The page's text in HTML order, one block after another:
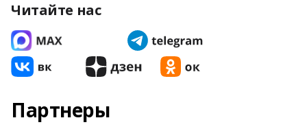
Читайте нас
Партнеры